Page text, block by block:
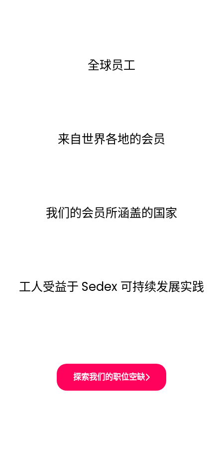
全球员工
来自世界各地的会员
我们的会员所涵盖的国家
工人受益于 Sedex 可持续发展实践
探索我们的职位空缺